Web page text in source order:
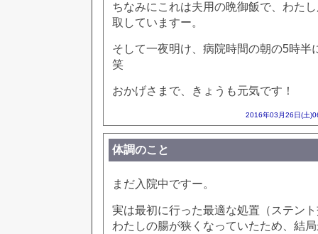
ちなみにこれは夫用の晩御飯で、わた
取していますー。
そして一夜明け、病院時間の朝の5時半
笑
おかげさまで、きょうも元気です！
2016年03月26日(土
体調のこと
まだ入院中ですー。
実は最初に行った最適な処置（ステン
わたしの腸が狭くなっていたため、結